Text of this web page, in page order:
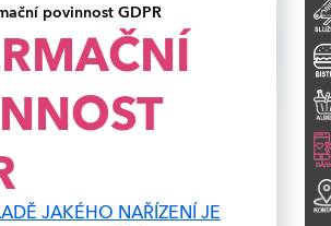
povinnost GDPR
JAKÉHO NAŘÍZENÍ JE